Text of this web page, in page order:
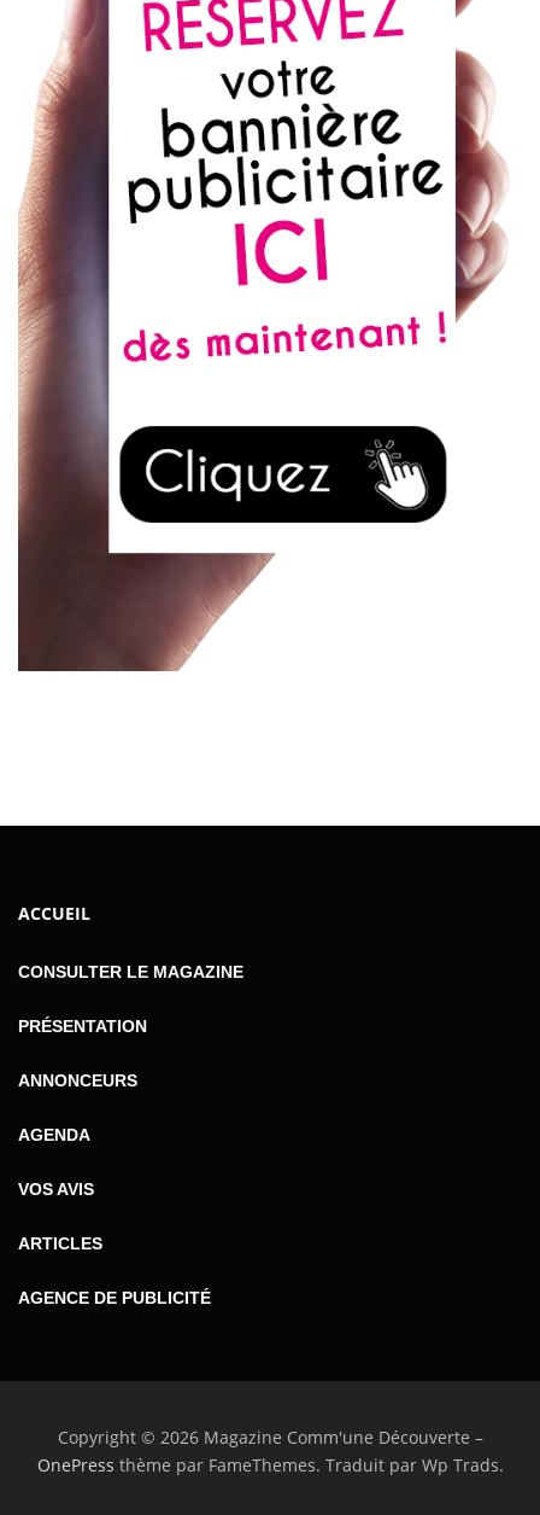
ACCUEIL
CONSULTER LE MAGAZINE
PRÉSENTATION
ANNONCEURS
AGENDA
VOS AVIS
ARTICLES
AGENCE DE PUBLICITÉ
Copyright © 2026 Magazine Comm'une Découverte –
OnePress thème par FameThemes. Traduit par Wp Trads.